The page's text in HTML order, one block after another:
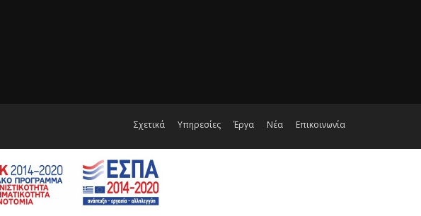
Σχετικά Υπηρεσίες Έργα Νέα Επικοινωνία